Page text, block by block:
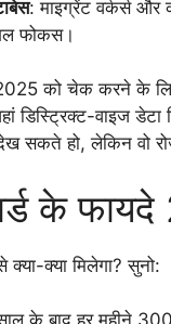
: माइग्रेंट वर्कर्स और
फोकस।
2025 को चेक करने के
डिस्ट्रिक्ट-वाइज डेटा
सकते हो, लेकिन वो
के
क्या-क्या मिलेगा? सुनो: